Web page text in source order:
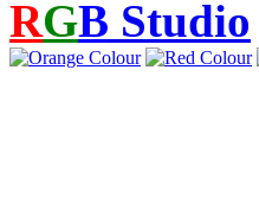
RGB Studio